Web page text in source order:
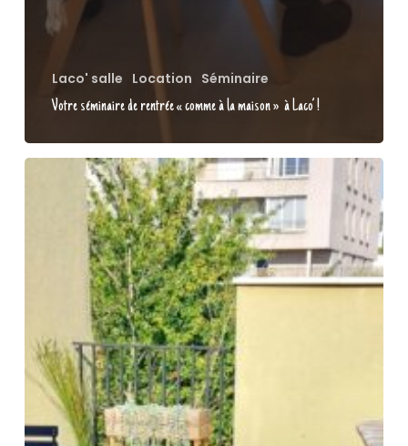
Laco' salle Location Séminaire
Votre séminaire de rentrée « comme à la maison » à Laco’ !